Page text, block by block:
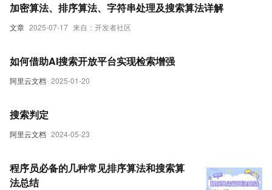
文章 2025-07-17 来自：开发者社区
加密算法、排序算法、字符串处理及搜索算法详解
阿里云文档 2025-01-20
如何借助AI搜索开放平台实现检索增强
阿里云文档 2024-05-23
搜索判定
程序员必备的几种常见排序算法和搜索算
法总结